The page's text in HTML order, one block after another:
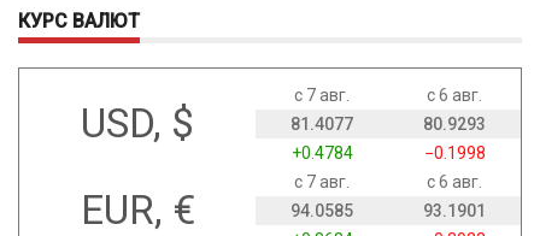
КУРС ВАЛЮТ
USD, $
с 7 авг.
с 6 авг.
81.4077
80.9293
+0.4784
−0.1998
EUR, €
с 7 авг.
с 6 авг.
94.0585
93.1901